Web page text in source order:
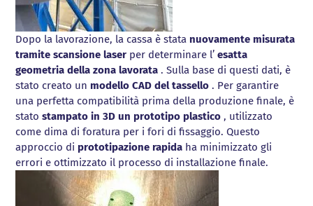
Dopo la lavorazione, la cassa è stata nuovamente misurata
tramite scansione laser per determinare l’esatta
geometria della zona lavorata . Sulla base di questi dati, è
stato creato un modello CAD del tassello . Per garantire
una perfetta compatibilità prima della produzione finale, è
statostampato in 3D un prototipo plastico , utilizzato
come dima di foratura per i fori di fissaggio. Questo
approccio di prototipazione rapida ha minimizzato gli
errori e ottimizzato il processo di installazione finale.